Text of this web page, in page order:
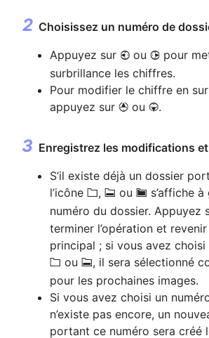
Choisissez un numéro de
Appuyez sur 4 ou 2 pour
surbrillance les chiffres.
Pour modifier le chiffre en
appuyez sur 1 ou 3.
Enregistrez les modifications
S’il existe déjà un dossier
l’icône W, X ou Y s’affiche
numéro du dossier. Appuyez
terminer l’opération et
principal ; si vous avez choisi
W ou X, il sera sélectionné
pour les prochaines images.
Si vous avez choisi un
n’existe pas encore, un
portant ce numéro sera créé